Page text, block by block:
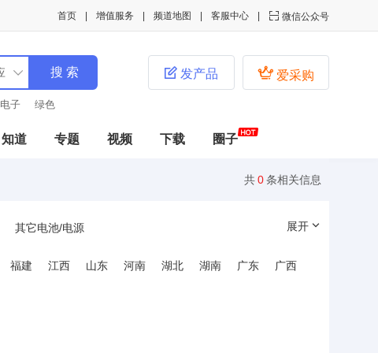
 微信公众号
客服中心
频道地图
增值服务
首页
电子 绿色
 爱采购
 发产品
知道 专题 视频 下载 圈子
共0条相关信息
其它电池/电源 展开
福建 江西 山东 河南 湖北 湖南 广东
广西